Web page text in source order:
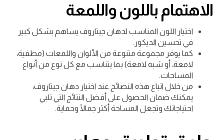
الاهتمام باللون واللمعة
اختيار اللون المناسب لدهان جيتاروف يساهم بشكل كبير
في تحسين الديكور.
كما يوفر مجموعة متنوعة من الألوان واللمعات (مطفية،
لامعة، أو شبه لامعة) بما يتناسب مع كل نوع من أنواع
المساحات.
من خلال اتباع هذه النصائح عند اختيار دهان جيتاروف،
يمكنك ضمان الحصول على أفضل النتائج التي تلبي
احتياجاتك وتجعل المساحة أكثر جمالًا وحماية.